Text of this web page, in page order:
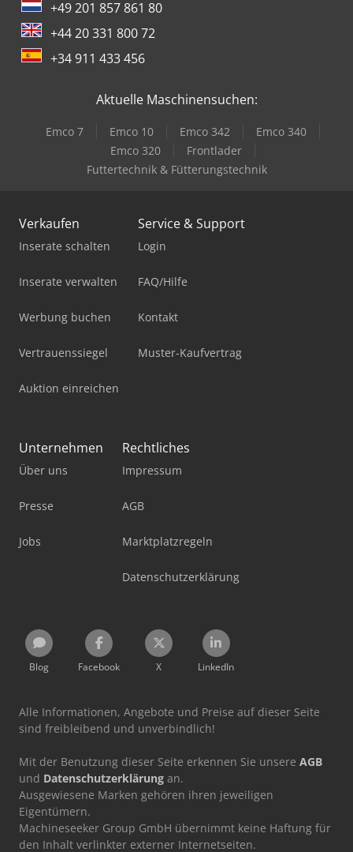
+49 201 857 861 80
+44 20 331 800 72
+34 911 433 456
Aktuelle Maschinensuchen:
Emco 7 Emco 10 Emco 342
Emco 340
Emco 320
Frontlader
Futtertechnik & Fütterungstechnik
Verkaufen
Inserate schalten
Inserate verwalten
Werbung buchen
Vertrauenssiegel
Auktion einreichen
Service & Support
Login
FAQ/Hilfe
Kontakt
Muster-Kaufvertrag
Unternehmen
Über uns
Presse
Jobs
Rechtliches
Impressum
AGB
Marktplatzregeln
Datenschutzerklärung
Blog Facebook X LinkedIn
Alle Informationen, Angebote und Preise auf dieser Seite
sind freibleibend und unverbindlich!
Mit der Benutzung dieser Seite erkennen Sie unsere AGB
und Datenschutzerklärung an.
Ausgewiesene Marken gehören ihren jeweiligen
Eigentümern.
Machineseeker Group GmbH übernimmt keine Haftung für
den Inhalt verlinkter externer Internetseiten.